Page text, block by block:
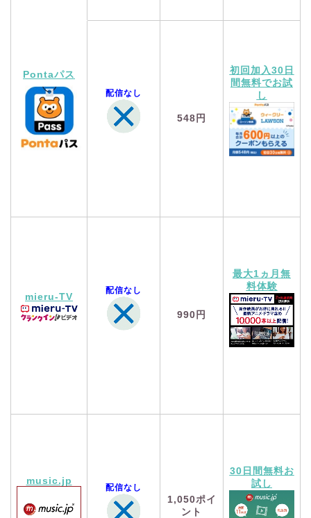
Pontaパス
配信なし
548円
初回加入30日
間無料でお試
し
mieru-TV
配信なし
990円
最大1ヵ月無
料体験
music.jp
配信なし
1,050ポイ
ント
30日間無料お
試し